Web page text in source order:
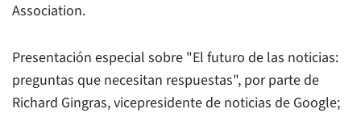
Association.
Presentación especial sobre "El futuro de las noticias:
preguntas que necesitan respuestas", por parte de
Richard Gingras, vicepresidente de noticias de Google;